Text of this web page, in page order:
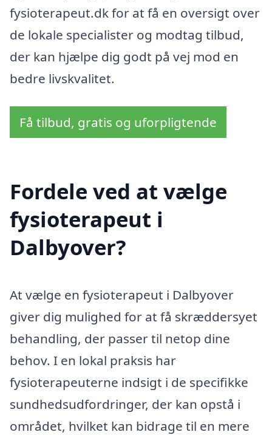
fysioterapeut.dk for at få en oversigt over
de lokale specialister og modtag tilbud,
der kan hjælpe dig godt på vej mod en
bedre livskvalitet.
Få tilbud, gratis og uforpligtende
Fordele ved at vælge
fysioterapeut i
Dalbyover?
At vælge en fysioterapeut i Dalbyover
giver dig mulighed for at få skræddersyet
behandling, der passer til netop dine
behov. I en lokal praksis har
fysioterapeuterne indsigt i de specifikke
sundhedsudfordringer, der kan opstå i
området, hvilket kan bidrage til en mere